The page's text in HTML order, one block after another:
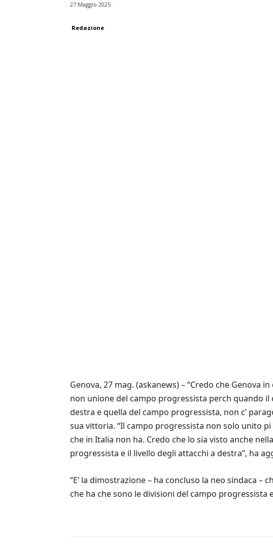
27 Maggio 2025
Redazione
Genova, 27 mag. (askanews) – “Credo che
non unione del campo progressista perch quando
destra e quella del campo progressista, non c’
sua vittoria. “Il campo progressista non solo unito
che in Italia non ha. Credo che lo sia visto anche
progressista e il livello degli attacchi a destra”, ha
“E’ la dimostrazione – ha concluso la neo sindaca
che ha che sono le divisioni del campo progressista